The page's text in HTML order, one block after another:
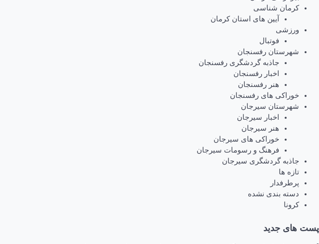
کرمان شناسی
آیین های استان کرمان
ورزشی
فوتبال
شهرستان رفسنجان
جاذبه گردشگری رفسنجان
اخبار رفسنجان
هنر رفسنجان
خوراکی های رفسنجان
شهرستان سیرجان
اخبار سیرجان
هنر سیرجان
خوراکی های سیرجان
فرهنگ و رسومات سیرجان
جاذبه گردشگری سیرجان
تازه ها
پرطرفدار
دسته بندی نشده
کرونا
پست های جدید